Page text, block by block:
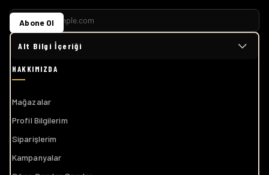
Alt Bilgi İçeriği
Mağazalar
Profil Bilgilerim
Siparişlerim
Kampanyalar
Abone Ol